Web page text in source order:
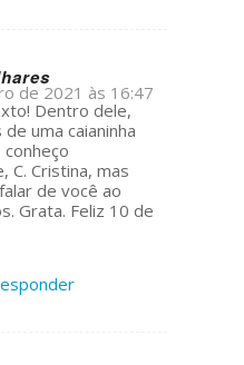
de 2021 às 16:47
Dentro dele,
uma caianinha
C. Cristina, mas
de você ao
Grata. Feliz 10 de